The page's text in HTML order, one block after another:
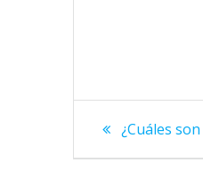
Previous
¿Cuáles